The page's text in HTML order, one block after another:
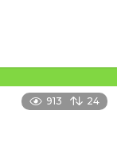
913 24